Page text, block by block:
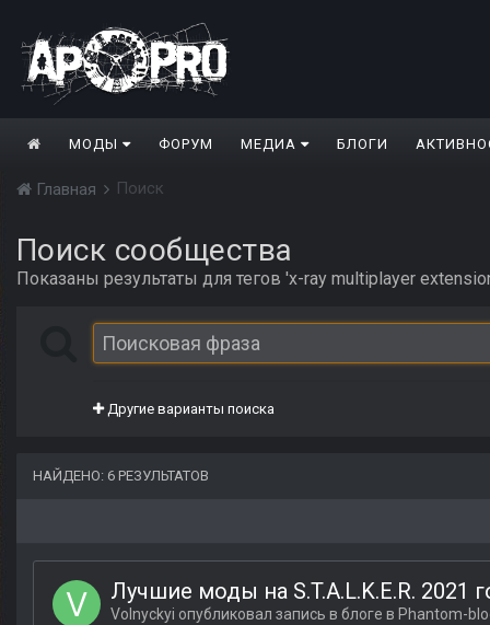
МОДЫ ФОРУМ МЕДИА БЛОГИ
Главная Поиск
Поиск сообщества
Показаны результаты для тегов 'x-ray multiplayer
Другие варианты поиска
НАЙДЕНО: 6 РЕЗУЛЬТАТОВ
Лучшие моды на S.T.A.L.K.E.R. 2021
Volnyckyi опубликовал запись в блоге в Phantom-